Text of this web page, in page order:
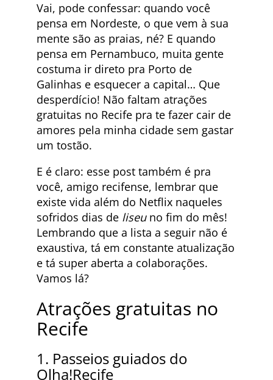
Vai, pode confessar: quando você
pensa em Nordeste, o que vem à sua
mente são as praias, né? E quando
pensa em Pernambuco, muita gente
costuma ir direto pra Porto de
Galinhas e esquecer a capital… Que
desperdício! Não faltam atrações
gratuitas no Recife pra te fazer cair de
amores pela minha cidade sem gastar
um tostão.
E é claro: esse post também é pra
você, amigo recifense, lembrar que
existe vida além do Netflix naqueles
sofridos dias de liseuno fim do mês!
Lembrando que a lista a seguir não é
exaustiva, tá em constante atualização
e tá super aberta a colaborações.
Vamos lá?
Atrações gratuitas no
Recife
1. Passeios guiados do
Olha!Recife